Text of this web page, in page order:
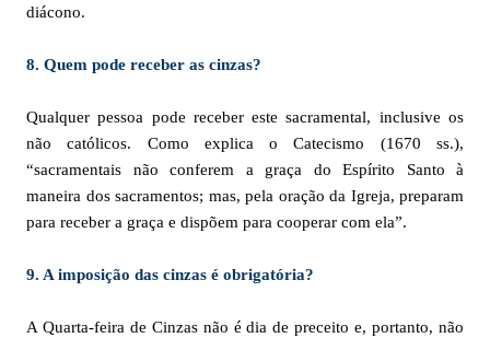
diácono.
8. Quem pode receber as cinzas?
Qualquer pessoa pode receber este sacramental, inclusive os
não católicos. Como explica o Catecismo (1670 ss.),
“sacramentais não conferem a graça do Espírito Santo à
maneira dos sacramentos; mas, pela oração da Igreja, preparam
para receber a graça e dispõem para cooperar com ela”.
9. A imposição das cinzas é obrigatória?
A Quarta-feira de Cinzas não é dia de preceito e, portanto, não